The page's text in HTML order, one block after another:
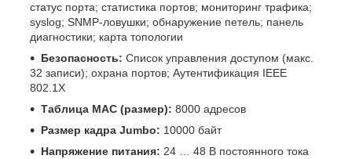
статус порта; статистика портов; мониторинг трафика;
syslog; SNMP-ловушки; обнаружение петель; панель
диагностики; карта топологии
Безопасность: Список управления доступом (макс.
32 записи); охрана портов; Аутентификация IEEE
802.1X
Таблица MAC (размер): 8000 адресов
Размер кадра Jumbo: 10000 байт
Напряжение питания: 24 … 48 В постоянного тока